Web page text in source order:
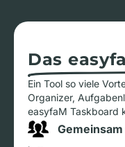
Das
Ein Tool so viele
Organizer,
easyfaM Taskboard